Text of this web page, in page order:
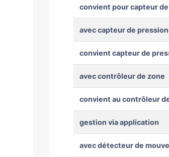
convient pour capteur
avec capteur de pression
convient capteur de
avec contrôleur de zone
convient au contrôleur
gestion via application
avec détecteur de